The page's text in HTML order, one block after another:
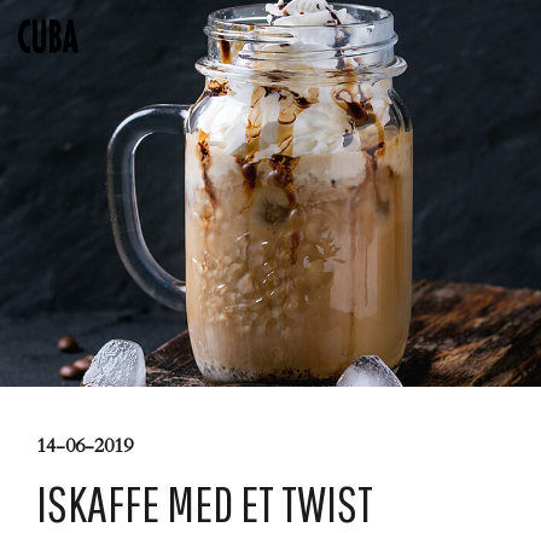
14-06-2019
ISKAFFE MED ET TWIST